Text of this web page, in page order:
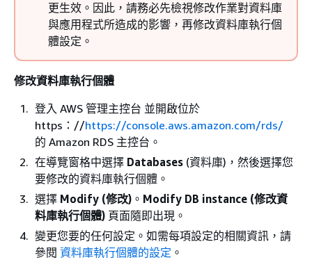
更生效。因此，請務必先檢視修改作業對資料庫
與應用程式所造成的影響，再修改資料庫執行個
體設定。
修改資料庫執行個體
登入 AWS 管理主控台 並開啟位於
https：//https://console.aws.amazon.com/rds/
的 Amazon RDS 主控台。
在導覽窗格中選擇 Databases (資料庫)，然後選擇您
要修改的資料庫執行個體。
選擇 Modify (修改) 。 Modify DB instance (修改資
料庫執行個體) 頁面隨即出現。
變更您要的任何設定。如需每項設定的相關資訊，請
參閱 資料庫執行個體的設定 。